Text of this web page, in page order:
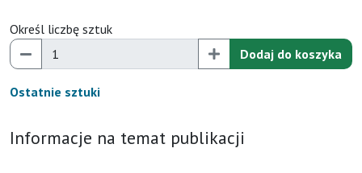
Określ liczbę sztuk
Dodaj do koszyka
Ostatnie sztuki
Informacje na temat publikacji